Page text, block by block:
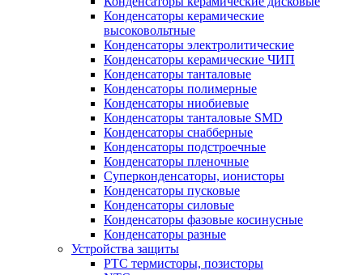
Конденсаторы керамические
высоковольтные
Конденсаторы электролитические
Конденсаторы керамические ЧИП
Конденсаторы танталовые
Конденсаторы полимерные
Конденсаторы ниобиевые
Конденсаторы танталовые SMD
Конденсаторы снабберные
Конденсаторы подстроечные
Конденсаторы пленочные
Суперконденсаторы, ионисторы
Конденсаторы пусковые
Конденсаторы силовые
Конденсаторы фазовые косинусные
Конденсаторы разные
Устройства защиты
PTC термисторы, позисторы